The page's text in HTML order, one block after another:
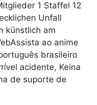
1 Staffel 12
Unfall
künstlich am
ao anime
brasileiro
acidente, Keina
de suporte de